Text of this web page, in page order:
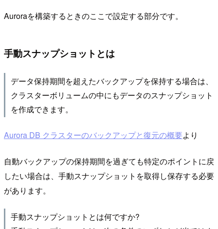
Auroraを構築するときのここで設定する部分です。
手動スナップショットとは
データ保持期間を超えたバックアップを保持する場合は、
クラスターボリュームの中にもデータのスナップショット
を作成できます。
Aurora DB クラスターのバックアップと復元の概要より
自動バックアップの保持期間を過ぎても特定のポイントに戻
したい場合は、手動スナップショットを取得し保存する必要
があります。
手動スナップショットとは何ですか?